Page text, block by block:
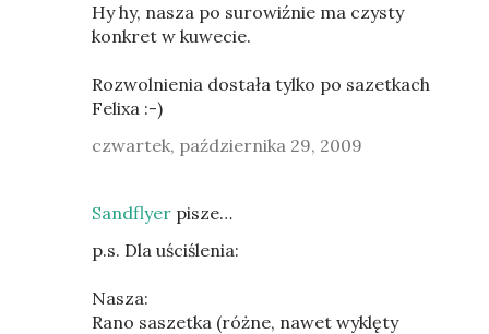
Hy hy, nasza po surowiźnie ma czysty
konkret w kuwecie.
Rozwolnienia dostała tylko po sazetkach
Felixa :-)
czwartek, października 29, 2009
Sandflyer pisze…
p.s. Dla uściślenia:
Nasza:
Rano saszetka (różne, nawet wyklęty